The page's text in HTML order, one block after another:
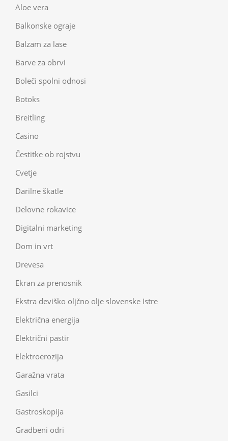
Aloe vera
Balkonske ograje
Balzam za lase
Barve za obrvi
Boleči spolni odnosi
Botoks
Breitling
Casino
Čestitke ob rojstvu
Cvetje
Darilne škatle
Delovne rokavice
Digitalni marketing
Dom in vrt
Drevesa
Ekran za prenosnik
Ekstra deviško oljčno olje slovenske Istre
Električna energija
Električni pastir
Elektroerozija
Garažna vrata
Gasilci
Gastroskopija
Gradbeni odri